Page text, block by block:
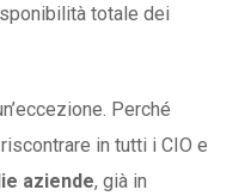
totale dei
Perché
in tutti i CIO e
aziende, già in